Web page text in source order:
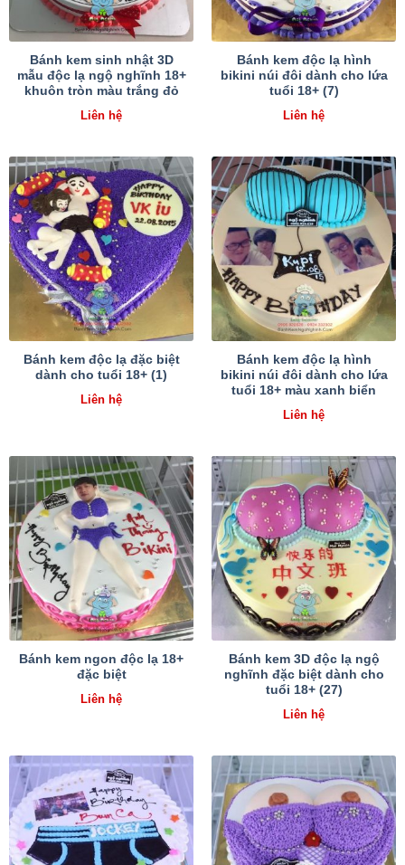
Bánh kem sinh nhật 3D
mẫu độc lạ ngộ nghĩnh 18+
khuôn tròn màu trắng đỏ
Liên hệ
Bánh kem độc lạ hình
bikini núi đôi dành cho lứa
tuổi 18+ (7)
Liên hệ
Bánh kem độc lạ đặc biệt
dành cho tuổi 18+ (1)
Liên hệ
Bánh kem độc lạ hình
bikini núi đôi dành cho lứa
tuổi 18+ màu xanh biển
Liên hệ
Bánh kem ngon độc lạ 18+
đặc biệt
Liên hệ
Bánh kem 3D độc lạ ngộ
nghĩnh đặc biệt dành cho
tuổi 18+ (27)
Liên hệ